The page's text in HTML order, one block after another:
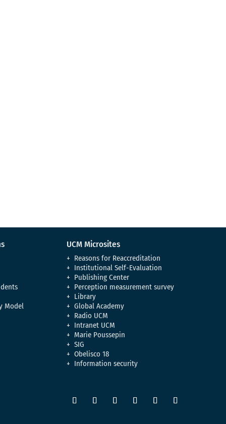
Model
UCM Microsites
Reasons for Reaccreditation
Institutional Self-Evaluation
Publishing Center
Perception measurement survey
Library
Global Academy
Radio UCM
Intranet UCM
Marie Poussepin
SIG
Obelisco 18
Information security